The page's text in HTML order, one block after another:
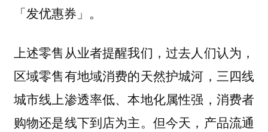
「发优惠券」。
上述零售从业者提醒我们，过去人们认为，
区域零售有地域消费的天然护城河，三四线
城市线上渗透率低、本地化属性强，消费者
购物还是线下到店为主。但今天， 产品流通